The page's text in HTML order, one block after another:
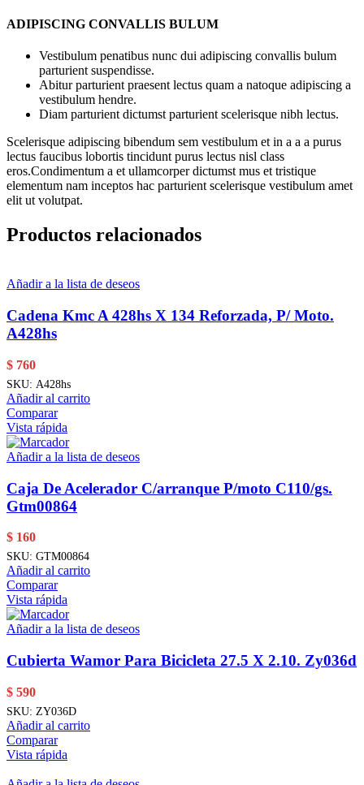
ADIPISCING CONVALLIS BULUM
Vestibulum penatibus nunc dui adipiscing convallis bulum
parturient suspendisse.
Abitur parturient praesent lectus quam a natoque adipiscing a
vestibulum hendre.
Diam parturient dictumst parturient scelerisque nibh lectus.
Scelerisque adipiscing bibendum sem vestibulum et in a a a purus
lectus faucibus lobortis tincidunt purus lectus nisl class
eros.Condimentum a et ullamcorper dictumst mus et tristique
elementum nam inceptos hac parturient scelerisque vestibulum amet
elit ut volutpat.
Productos relacionados
Añadir a la lista de deseos
Cadena Kmc A 428hs X 134 Reforzada, P/ Moto.
A428hs
$ 760
SKU: A428hs
Añadir al carrito
Comparar
Vista rápida
Añadir a la lista de deseos
Caja De Acelerador C/arranque P/moto C110/gs.
Gtm00864
$ 160
SKU: GTM00864
Añadir al carrito
Comparar
Vista rápida
Añadir a la lista de deseos
Cubierta Wamor Para Bicicleta 27.5 X 2.10. Zy036d
$ 590
SKU: ZY036D
Añadir al carrito
Comparar
Vista rápida